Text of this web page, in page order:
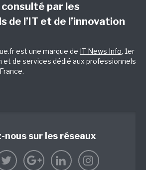
consulté par les
de l’IT et de l’innovation
est une marque de IT News Info, 1er
et de services dédié aux professionnels
nous sur les réseaux